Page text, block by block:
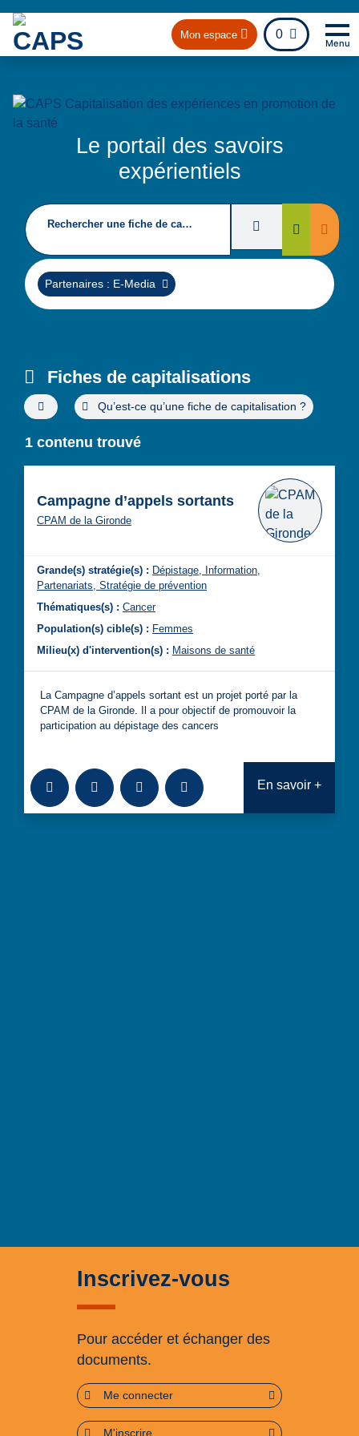
Mon espace 0
fichier
Menu
Le portail des savoirs
expérientiels
Rechercher une fiche de capitalisation Filtres deRechercher
Supprimer
Partenaires : E-Media
Fiches de capitalisations
Filtres de recherche avancée
Qu’est-ce qu’une fiche de capitalisation ?
1 contenu trouvé
Campagne d’appels sortants
CPAM de la Gironde
Grande(s) stratégie(s) : Dépistage, Information,
Partenariats, Stratégie de prévention
Thématiques(s) : Cancer
Population(s) cible(s) : Femmes
Milieu(x) d'intervention(s) : Maisons de santé
La Campagne d’appels sortant est un projet porté par la
CPAM de la Gironde. Il a pour objectif de promouvoir la
participation au dépistage des cancers
Ajouter à la bibliothèque
TéléchargerConsulterAnalyses transversales :
En savoir +
Inscrivez-vous
Pour accéder et échanger des
documents.
Me connecter
M'inscrire